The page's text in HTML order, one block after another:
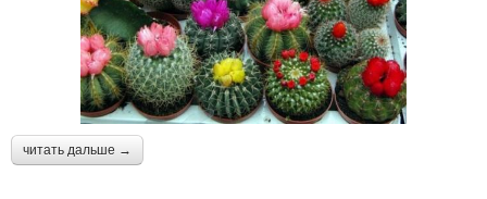
читать дальше →